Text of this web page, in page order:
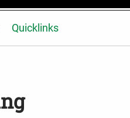
Quicklinks